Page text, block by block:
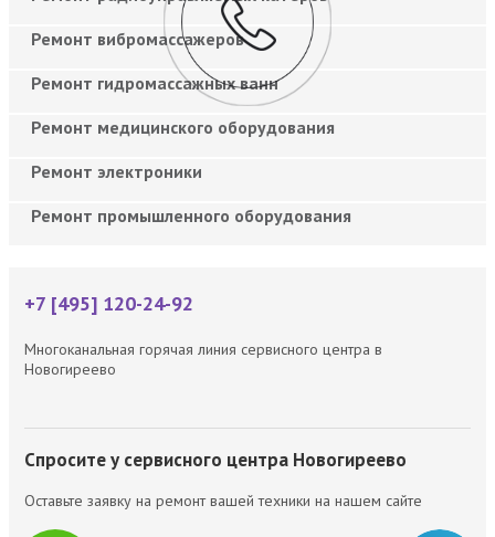
Ремонт вибромассажеров
Ремонт гидромассажных ванн
Ремонт медицинского оборудования
Ремонт электроники
Ремонт промышленного оборудования
+7 [495] 120-24-92
Многоканальная горячая линия сервисного центра в
Новогиреево
Спросите у сервисного центра Новогиреево
Оставьте заявку на ремонт вашей техники на нашем сайте